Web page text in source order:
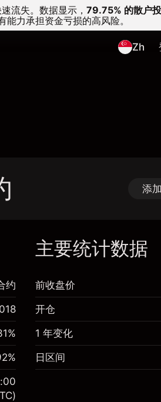
流失。 数据显示， 79.75% 的散户
力承担资金亏损的高风险。
Zh
添
约
%
%
主要统计数据
前收盘价
开仓
1 年变化
日区间